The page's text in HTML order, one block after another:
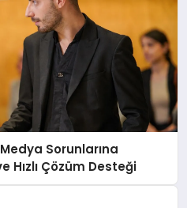
Sorunlarına
Hızlı Çözüm Desteği